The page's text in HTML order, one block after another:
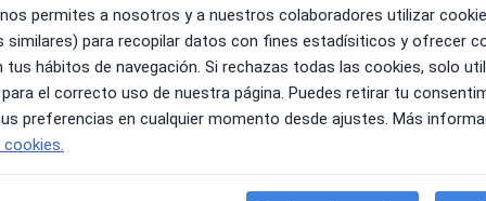
Pedir una cita
permites a nosotros y a nuestros colaboradores utilizar
similares) para recopilar datos con fines estadísiticos y ofrecer
tus hábitos de navegación. Si rechazas todas las cookies, solo
el correcto uso de nuestra página. Puedes retirar tu
preferencias en cualquier momento desde ajustes. Más
cookies.